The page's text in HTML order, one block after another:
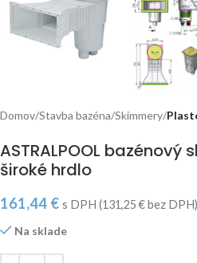
Domov Stavba bazéna Skimmery
ASTRALPOOL bazénový
široké hrdlo
161,44 € s DPH (131,25€bez DPH)
Na sklade